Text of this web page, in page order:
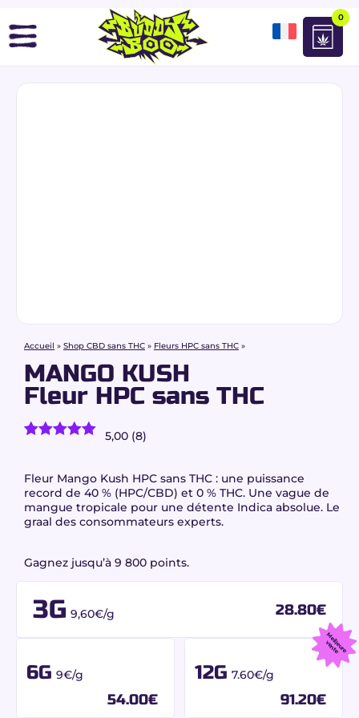
0
Accueil » Shop CBD sans THC » Fleurs HPC sans THC »
MANGO KUSH
Fleur HPC sans THC
basé sur
notations
client
5,00 (8)
Fleur Mango Kush HPC sans THC : une puissance
record de 40 % (HPC/CBD) et 0 % THC. Une vague de
mangue tropicale pour une détente Indica absolue. Le
graal des consommateurs experts.
Gagnez jusqu’à 9 800 points.
3G 9,60€/g 28.80€
6G 9€/g
54.00€
12G 7.60€/g
91.20€
M
e
ille
u
r
e
v
e
n
t
e